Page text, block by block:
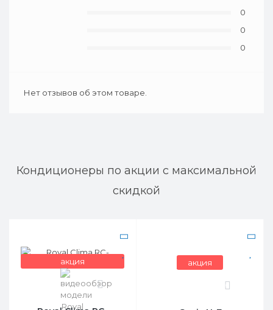
0
0
0
Нет отзывов об этом товаре.
Кондиционеры по акции с максимальной
скидкой
акция
0
акция